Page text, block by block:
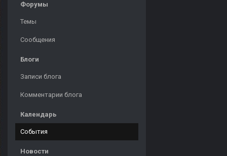
Форумы
Темы
Сообщения
Блоги
Записи блога
Комментарии блога
Календарь
События
Новости